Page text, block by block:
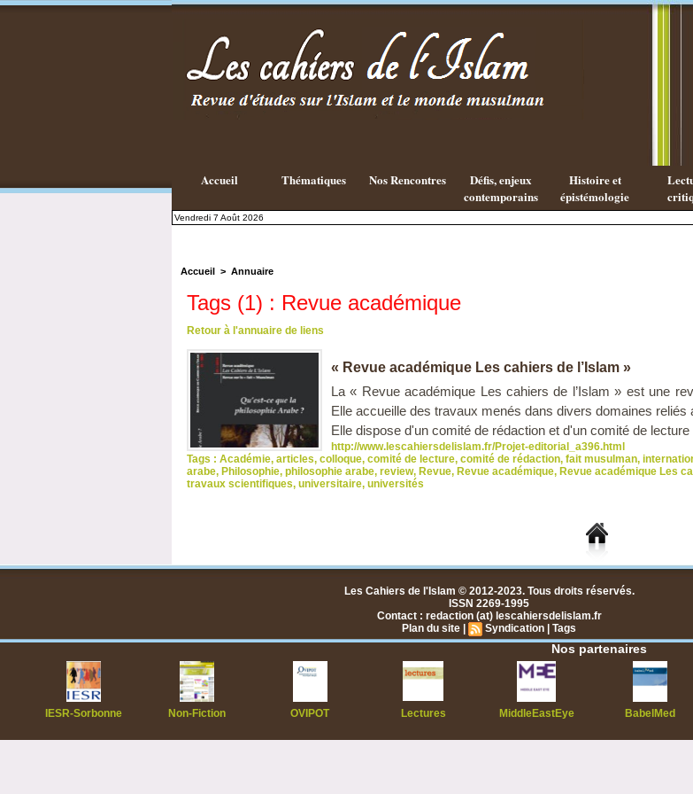
Islamique ?
Accueil Thématiques Nos Rencontres
Défis, enjeux
contemporains
Histoire et
épistémologie
Vendredi 7 Août 2026
Accueil > Annuaire
Tags (1) : Revue académique
Retour à l'annuaire de liens
« Revue académique Les cahiers de l’Islam »
La « Revue académique Les cahiers de l’Islam » est une
Elle accueille des travaux menés dans divers domaines reliés
Elle dispose d'un comité de rédaction et d'un comité de lecture
http://www.lescahiersdelislam.fr/Projet-editorial_a396.html
Tags : Académie, articles, colloque, comité de lecture, comité de rédaction, fait musulman,
arabe, Philosophie, philosophie arabe, review, Revue, Revue académique, Revue académique Les
travaux scientifiques, universitaire, universités
Les Cahiers de l'Islam © 2012-2023. Tous droits réservés.
ISSN 2269-1995
Contact : redaction (at) lescahiersdelislam.fr
Plan du site
Syndication Tags
Nos partenaires
IESR-Sorbonne Non-Fiction OVIPOT Lectures MiddleEastEye BabelMed